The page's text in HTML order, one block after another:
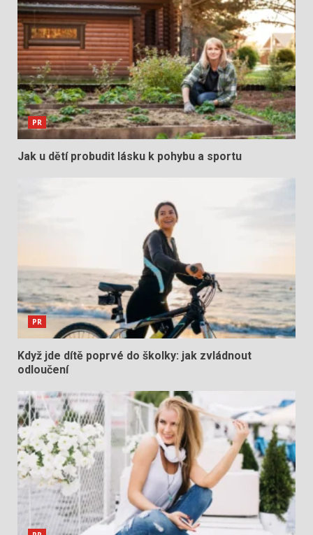
PR
Jak u dětí probudit lásku k pohybu a sportu
PR
Když jde dítě poprvé do školky: jak zvládnout
odloučení